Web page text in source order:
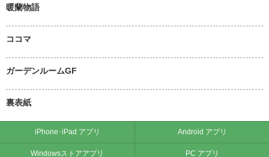
暖蘭物語
ココマ
ガーデンルームGF
裏表紙
iPhone･iPad アプリ Android アプリ
Windowsストアアプリ PC アプリ